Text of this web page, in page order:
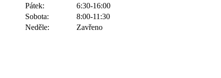
Pátek:
6:30-16:00
Sobota:
8:00-11:30
Neděle:
Zavřeno